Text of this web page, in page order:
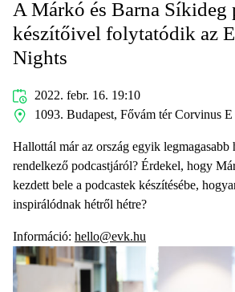
A Márkó és Barna Síkideg
készítőivel folytatódik az
Nights
2022. febr. 16. 19:10
1093. Budapest, Fővám tér Corvinus
Hallottál már az ország egyik legmagasabb
rendelkező podcastjáról? Érdekel, hogy
kezdett bele a podcastek készítésébe,
inspirálódnak hétről hétre?
Információ: hello@evk.hu